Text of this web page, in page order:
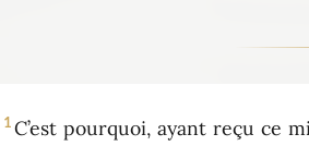
1 C’est pourquoi, ayant reçu ce